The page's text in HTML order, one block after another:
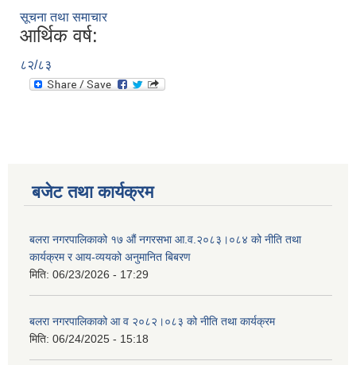
सूचना तथा समाचार
आर्थिक वर्ष:
८२/८३
बजेट तथा कार्यक्रम
बलरा नगरपालिकाको १७ औं नगरसभा आ.व.२०८३।०८४ को नीति तथा
कार्यक्रम र आय-व्ययको अनुमानित बिबरण
मिति: 06/23/2026 - 17:29
बलरा नगरपालिकाको आ व २०८२।०८३ को नीति तथा कार्यक्रम
मिति: 06/24/2025 - 15:18